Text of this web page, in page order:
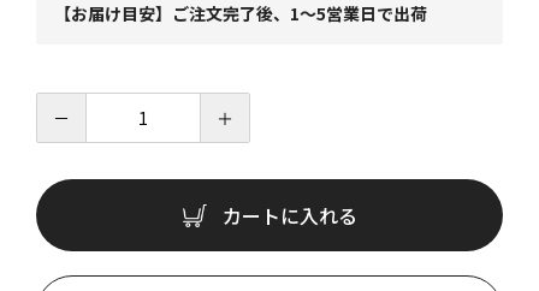
【お届け目安】ご注文完了後、1～5営業日で出荷
－ ＋
カートに入れる